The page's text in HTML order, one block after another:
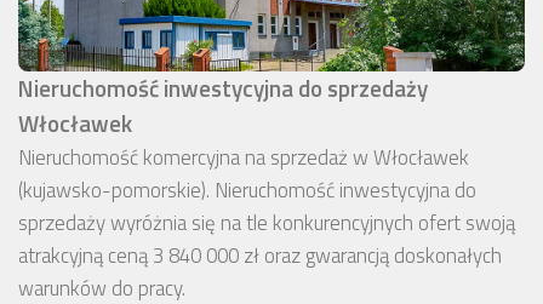
Nieruchomość inwestycyjna do sprzedaży
Włocławek
Nieruchomość komercyjna na sprzedaż w Włocławek
(kujawsko-pomorskie). Nieruchomość inwestycyjna do
sprzedaży wyróżnia się na tle konkurencyjnych ofert swoją
atrakcyjną ceną 3 840 000 zł oraz gwarancją doskonałych
warunków do pracy.